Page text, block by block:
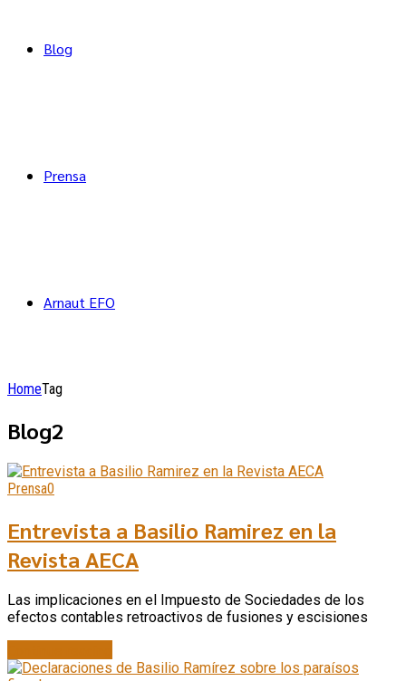
Blog
Prensa
Arnaut EFO
HomeTag
Blog2
Prensa0
Entrevista a Basilio Ramirez en la
Revista AECA
Las implicaciones en el Impuesto de Sociedades de los
efectos contables retroactivos de fusiones y escisiones